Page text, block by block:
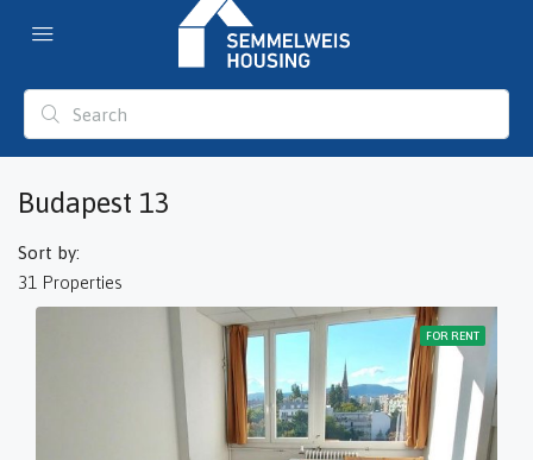
Budapest 13
31 Properties
Sort by:
FOR RENT